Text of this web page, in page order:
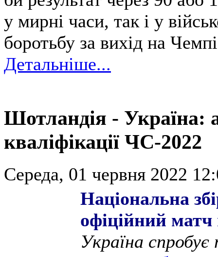
у мирні часи, так і у
боротьбу за вихід на
Детальніше...
Шотландія - Україна:
кваліфікації ЧС-2022
Середа, 01 червня 2022
Національна
офіційний матч
Україна